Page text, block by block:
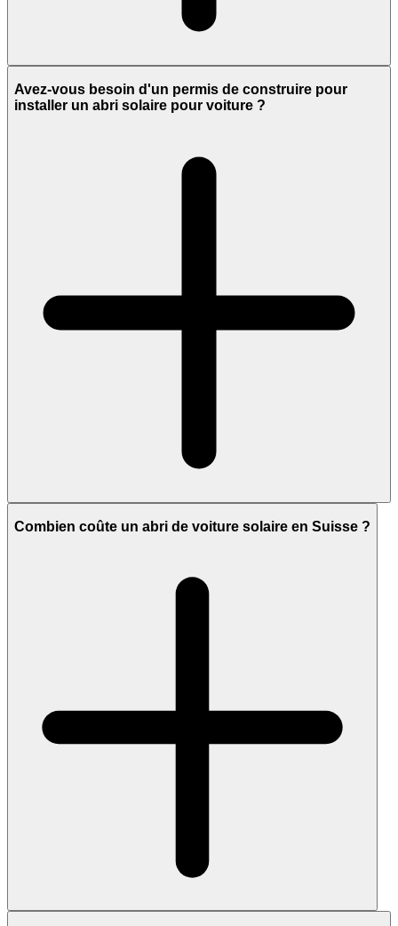
Avez-vous besoin d'un permis de construire pour
installer un abri solaire pour voiture ?
Combien coûte un abri de voiture solaire en Suisse ?